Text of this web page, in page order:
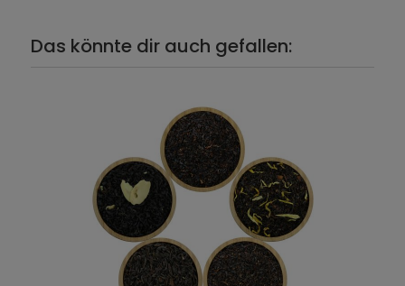
Das könnte dir auch gefallen: